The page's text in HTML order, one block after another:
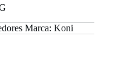
Marca: Koni